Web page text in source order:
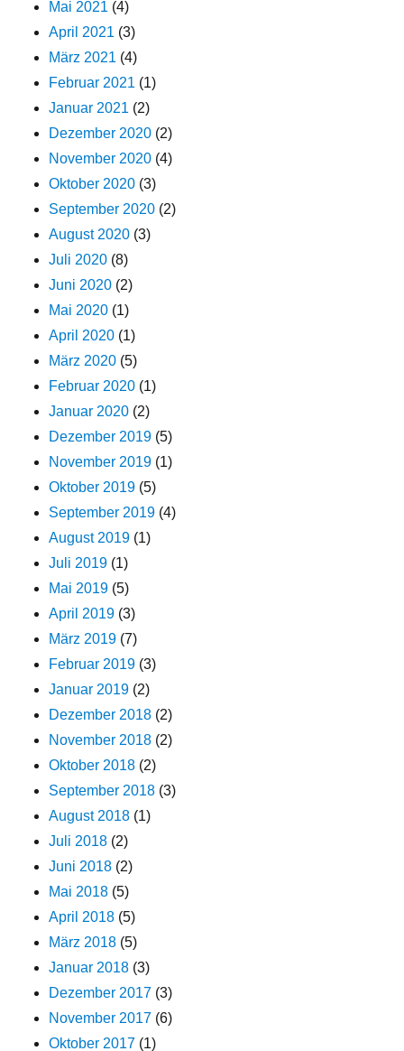
Mai 2021 (4)
April 2021 (3)
März 2021 (4)
Februar 2021 (1)
Januar 2021 (2)
Dezember 2020 (2)
November 2020 (4)
Oktober 2020 (3)
September 2020 (2)
August 2020 (3)
Juli 2020 (8)
Juni 2020 (2)
Mai 2020 (1)
April 2020 (1)
März 2020 (5)
Februar 2020 (1)
Januar 2020 (2)
Dezember 2019 (5)
November 2019 (1)
Oktober 2019 (5)
September 2019 (4)
August 2019 (1)
Juli 2019 (1)
Mai 2019 (5)
April 2019 (3)
März 2019 (7)
Februar 2019 (3)
Januar 2019 (2)
Dezember 2018 (2)
November 2018 (2)
Oktober 2018 (2)
September 2018 (3)
August 2018 (1)
Juli 2018 (2)
Juni 2018 (2)
Mai 2018 (5)
April 2018 (5)
März 2018 (5)
Januar 2018 (3)
Dezember 2017 (3)
November 2017 (6)
Oktober 2017 (1)